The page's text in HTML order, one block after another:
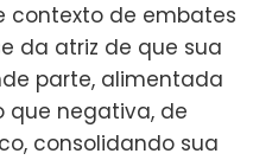
contexto de embates
da atriz de que sua
parte, alimentada
que negativa, de
consolidando sua